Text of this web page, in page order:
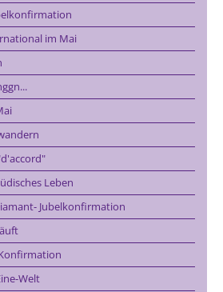
im Mai
Leben
Jubelkonfirmation
Welt